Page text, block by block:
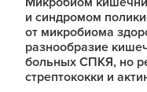
и синдромом
от микробиома
разнообразие
больных СПКЯ, но
стрептококки и